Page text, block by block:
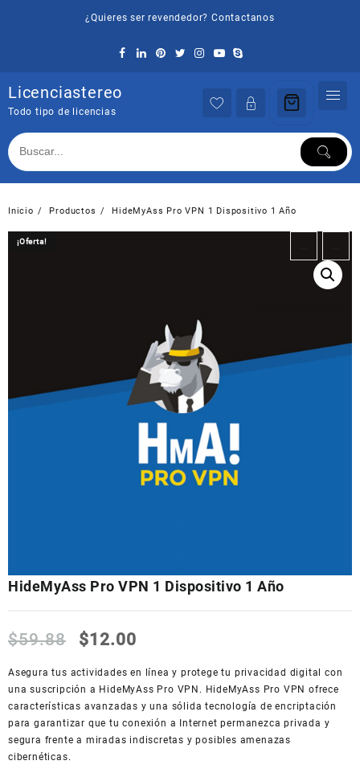
¿Quieres ser revendedor? Contactanos
Licenciastereo
Todo tipo de licencias
Inicio Productos HideMyAss Pro VPN 1 Dispositivo 1 Año
¡Oferta!
HideMyAss Pro VPN 1 Dispositivo 1 Año
$59.88
El
original
era:
$59.88.
$12.00
actual
es:
$12.00.
Asegura tus actividades en línea y protege tu privacidad digital con
una suscripción a HideMyAss Pro VPN. HideMyAss Pro VPN ofrece
características avanzadas y una sólida tecnología de encriptación
para garantizar que tu conexión a Internet permanezca privada y
segura frente a miradas indiscretas y posibles amenazas
cibernéticas.
¡Oferta!